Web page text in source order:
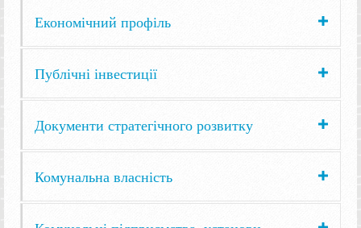
Економічний профіль
Публічні інвестиції
Документи стратегічного розвитку
Комунальна власність